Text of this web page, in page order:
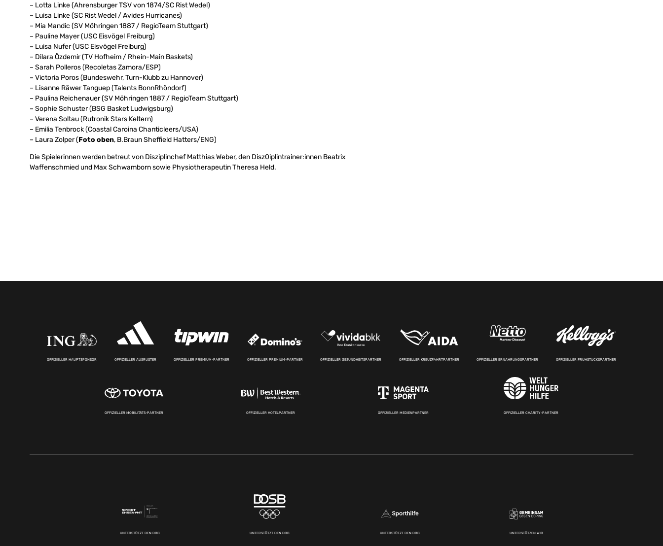
– Lotta Linke (Ahrensburger TSV von 1874/SC Rist Wedel)
– Luisa Linke (SC Rist Wedel / Avides Hurricanes)
– Mia Mandic (SV Möhringen 1887 / RegioTeam Stuttgart)
– Pauline Mayer (USC Eisvögel Freiburg)
– Luisa Nufer (USC Eisvögel Freiburg)
– Dilara Özdemir (TV Hofheim / Rhein-Main Baskets)
– Sarah Polleros (Recoletas Zamora/ESP)
– Victoria Poros (Bundeswehr, Turn-Klubb zu Hannover)
– Lisanne Räwer Tanguep (Talents BonnRhöndorf)
– Paulina Reichenauer (SV Möhringen 1887 / RegioTeam Stuttgart)
– Sophie Schuster (BSG Basket Ludwigsburg)
– Verena Soltau (Rutronik Stars Keltern)
– Emilia Tenbrock (Coastal Caroina Chanticleers/USA)
– Laura Zolper (Foto oben, B.Braun Sheffield Hatters/ENG)
Die Spielerinnen werden betreut von Disziplinchef Matthias Weber, den Disz0iplintrainer:innen Beatrix
Waffenschmied und Max Schwamborn sowie Physiotherapeutin Theresa Held.
OFFIZIELLER HAUPTSPONSOR OFFIZIELLER AUSRÜSTER OFFIZIELLER PREMIUM-PARTNER OFFIZIELLER PREMIUM-PARTNER OFFIZIELLER GESUNDHEITSPARTNER OFFIZIELLER KREUZFAHRTPARTNER OFFIZIELLER ERNÄHRUNGSPARTNER OFFIZIELLER FRÜHSTÜCKSPARTNER
OFFIZIELLER MOBILITÄTS-PARTNER OFFIZIELLER HOTELPARTNER OFFIZIELLER MEDIENPARTNER OFFIZIELLER CHARITY-PARTNER
UNTERSTÜTZT DEN DBB UNTERSTÜTZT DEN DBB UNTERSTÜTZT DEN DBB UNTERSTÜTZEN WIR